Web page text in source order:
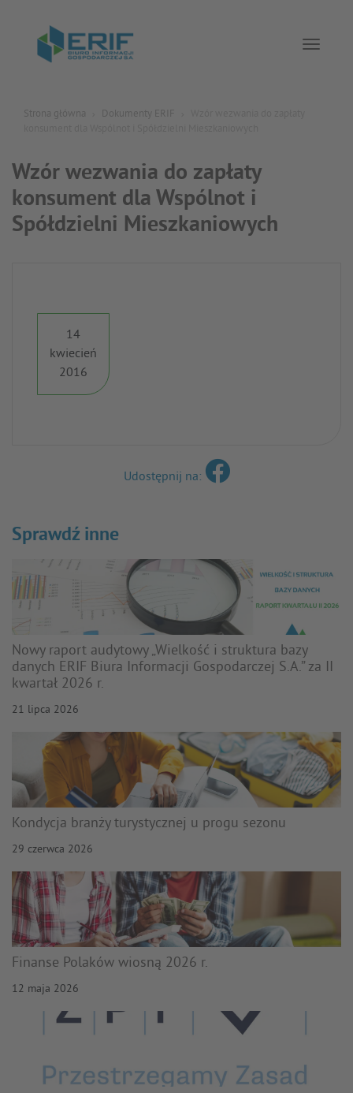
Strona główna Dokumenty ERIF
Wzór wezwania do zapłaty
konsument dla Wspólnot i
Spółdzielni Mieszkaniowych
14
kwiecień
2016
Udostępnij na:
Sprawdź inne
Nowy raport audytowy „Wielkość i struktura bazy
danych ERIF Biura Informacji Gospodarczej S.A.” za II
kwartał 2026 r.
21 lipca 2026
Kondycja branży turystycznej u progu sezonu
29 czerwca 2026
Finanse Polaków wiosną 2026 r.
12 maja 2026